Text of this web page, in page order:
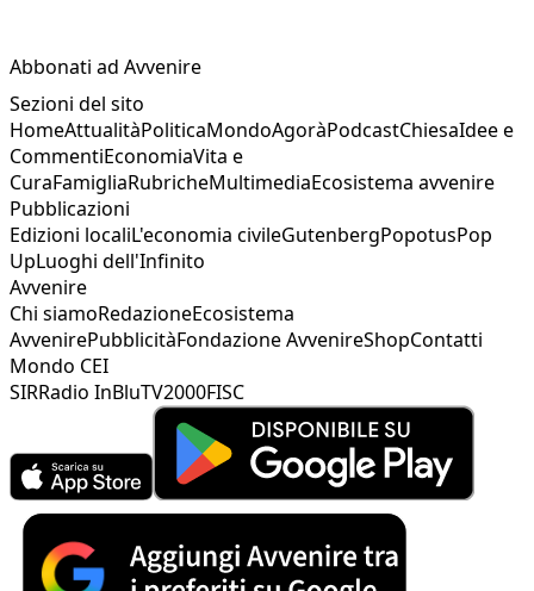
Abbonati ad Avvenire
Sezioni del sito
HomeAttualitàPoliticaMondoAgoràPodcastChiesaIdee e
CommentiEconomiaVita e
CuraFamigliaRubricheMultimediaEcosistema avvenire
Pubblicazioni
Edizioni localiL'economia civileGutenbergPopotusPop
UpLuoghi dell'Infinito
Avvenire
Chi siamoRedazioneEcosistema
AvvenirePubblicitàFondazione AvvenireShopContatti
Mondo CEI
SIRRadio InBluTV2000FISC